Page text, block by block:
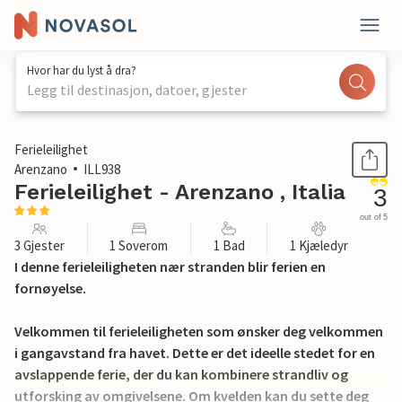
Hvor har du lyst å dra?
Legg til destinasjon, datoer, gjester
1 / 18
Ferieleilighet
Arenzano
ILL938
Ferieleilighet - Arenzano , Italia 3
out of 5
3 Gjester 1 Soverom 1 Bad 1 Kjæledyr
I denne ferieleiligheten nær stranden blir ferien en
fornøyelse.
Velkommen til ferieleiligheten som ønsker deg velkommen
i gangavstand fra havet. Dette er det ideelle stedet for en
avslappende ferie, der du kan kombinere strandliv og
utforsking av omgivelsene. Om kvelden kan du sette deg